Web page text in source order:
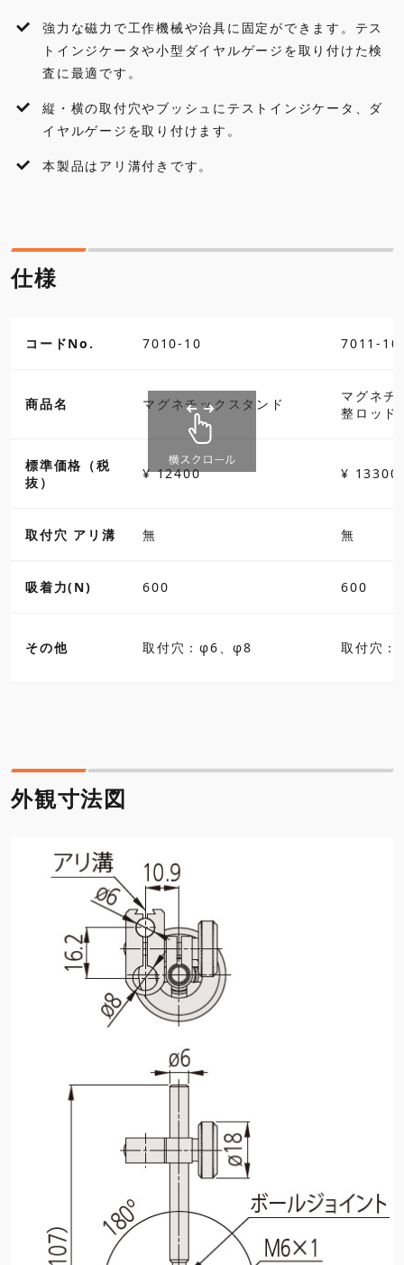
各種ダウンロード
強力な磁力で工作機械や治具に固定ができます。テス
トインジケータや小型ダイヤルゲージを取り付けた検
査に最適です。
縦・横の取付穴やブッシュにテストインジケータ、ダ
イヤルゲージを取り付けます。
本製品はアリ溝付きです。
仕様
コードNo. 7010-10 7011-10
商品名 マグネチックスタンド
マグネチ
整ロッド
標準価格（税
抜）
¥ 12400 ¥ 13300
取付穴 アリ溝 無 無
吸着力(N) 600 600
その他 取付穴：φ6、φ8 取付穴
外観寸法図